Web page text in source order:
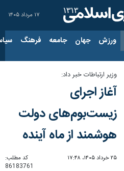
۱۷ مرداد ۱۴۰۵
ورزش جهان جامعه فرهنگ
وزیر ارتباطات خبر داد:
آغاز اجرای
زیست‌بوم‌های دولت
هوشمند از ماه آینده
۲۵ خرداد ۱۴۰۵، ۱۷:۴۸
کد مطلب:
86183761